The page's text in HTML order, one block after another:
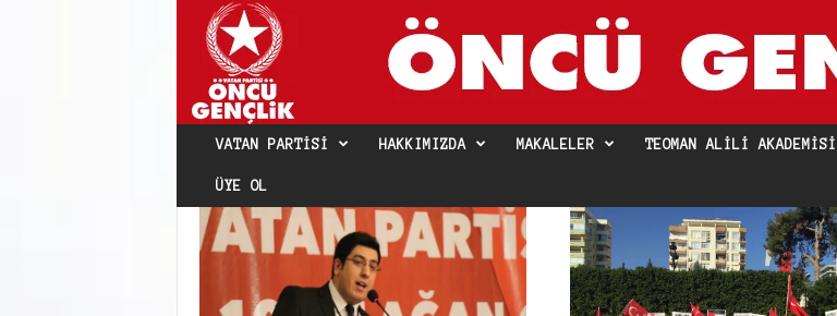
VATAN PARTISI HAKKIMIZDA MAKALELER TEOMAN ALILI AKADEMISI
ÜYE OL